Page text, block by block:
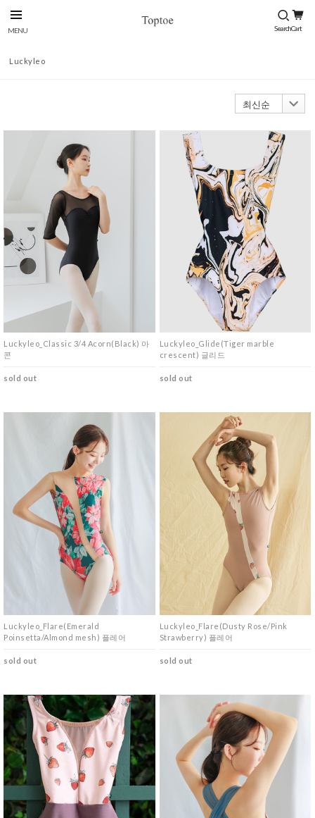
Luckyleo
Luckyleo_Classic 3/4 Acorn(Black) 아
콘
sold out
Luckyleo_Glide(Tiger marble
crescent) 글리드
sold out
Luckyleo_Flare(Emerald
Poinsetta/Almond mesh) 플레어
sold out
Luckyleo_Flare(Dusty Rose/Pink
Strawberry) 플레어
sold out